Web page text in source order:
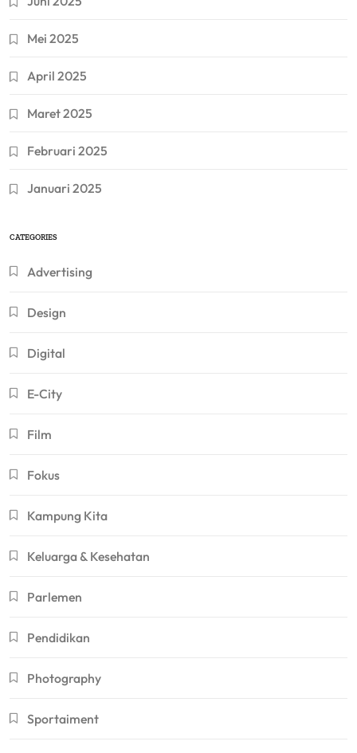
Mei 2025
April 2025
Maret 2025
Februari 2025
Januari 2025
CATEGORIES
Advertising
Design
Digital
E-City
Film
Fokus
Kampung Kita
Keluarga & Kesehatan
Parlemen
Pendidikan
Photography
Sportaiment